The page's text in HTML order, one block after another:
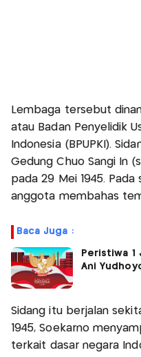
Lembaga tersebut
atau Badan Penyelidik
Indonesia (BPUPKI).
Gedung Chuo Sangi In
pada 29 Mei 1945.
anggota membahas
Baca Juga :
Peristiwa 1
Ani
Sidang itu berjalan
1945, Soekarno
terkait dasar negara